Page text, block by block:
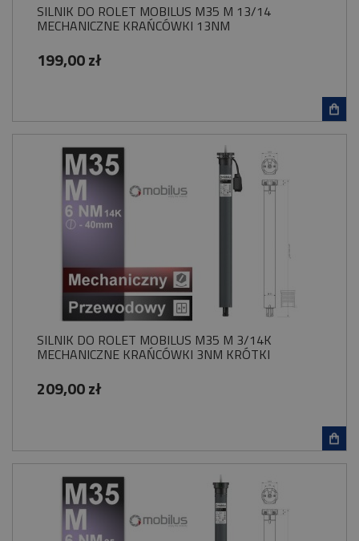
SILNIK DO ROLET MOBILUS M35 M 13/14
MECHANICZNE KRAŃCÓWKI 13NM
199,00 zł
SILNIK DO ROLET MOBILUS M35 M 3/14K
MECHANICZNE KRAŃCÓWKI 3NM KRÓTKI
209,00 zł